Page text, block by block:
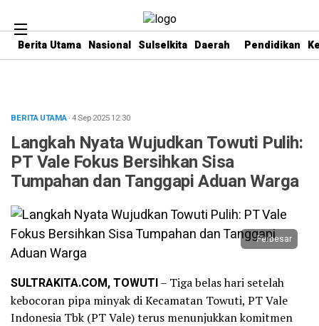
Berita Utama Nasional Sulselkita Daerah Pendidikan
BERITA UTAMA· 4 Sep 202512:30
Langkah Nyata Wujudkan Towuti Pulih:
PT Vale Fokus Bersihkan Sisa
Tumpahan dan Tanggapi Aduan Warga
Perbesar
SULTRAKITA.COM, TOWUTI– Tiga belas hari setelah
kebocoran pipa minyak di Kecamatan Towuti, PT Vale
Indonesia Tbk (PT Vale) terus menunjukkan komitmen